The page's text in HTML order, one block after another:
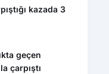
kazada 3
geçen
çarpıştı